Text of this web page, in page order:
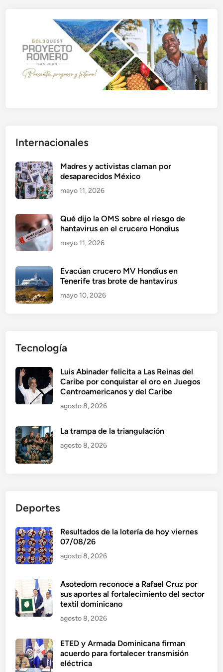
Internacionales
Madres y activistas claman por
desaparecidos México
mayo 11, 2026
Qué dijo la OMS sobre el riesgo de
hantavirus en el crucero Hondius
mayo 11, 2026
Evacúan crucero MV Hondius en
Tenerife tras brote de hantavirus
mayo 10, 2026
Tecnología
Luis Abinader felicita a Las Reinas del
Caribe por conquistar el oro en Juegos
Centroamericanos y del Caribe
agosto 8, 2026
La trampa de la triangulación
agosto 8, 2026
Deportes
Resultados de la lotería de hoy viernes
07/08/26
agosto 8, 2026
Asotedom reconoce a Rafael Cruz por
sus aportes al fortalecimiento del sector
textil dominicano
agosto 8, 2026
ETED y Armada Dominicana firman
acuerdo para fortalecer transmisión
eléctrica